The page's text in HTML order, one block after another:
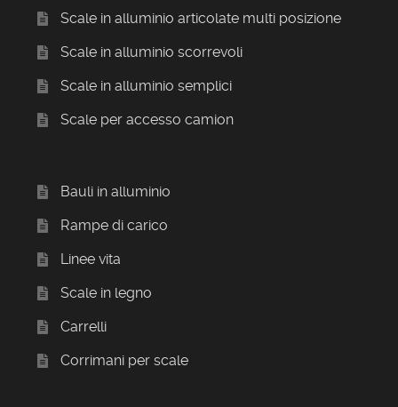
Scale in alluminio articolate multi posizione
Scale in alluminio scorrevoli
Scale in alluminio semplici
Scale per accesso camion
Bauli in alluminio
Rampe di carico
Linee vita
Scale in legno
Carrelli
Corrimani per scale